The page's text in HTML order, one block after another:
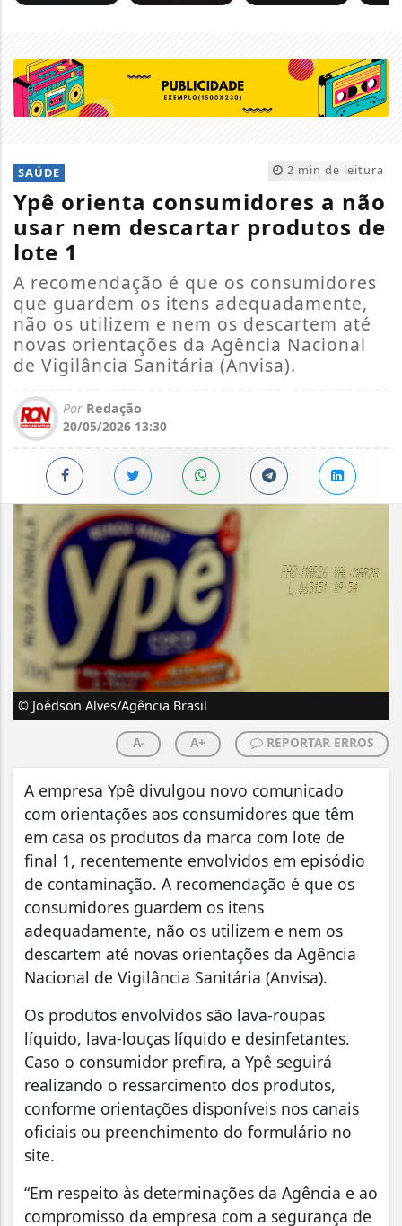
2 min de leitura
SAÚDE
Ypê orienta consumidores a não
usar nem descartar produtos de
lote 1
A recomendação é que os consumidores
que guardem os itens adequadamente,
não os utilizem e nem os descartem até
novas orientações da Agência Nacional
de Vigilância Sanitária (Anvisa).
Por Redação
20/05/2026 13:30
© Joédson Alves/Agência Brasil
A- A+ REPORTAR ERROS
A empresa Ypê divulgou novo comunicado
com orientações aos consumidores que têm
em casa os produtos da marca com lote de
final 1, recentemente envolvidos em episódio
de contaminação. A recomendação é que os
consumidores guardem os itens
adequadamente, não os utilizem e nem os
descartem até novas orientações da Agência
Nacional de Vigilância Sanitária (Anvisa).
Os produtos envolvidos são lava-roupas
líquido, lava-louças líquido e desinfetantes.
Caso o consumidor prefira, a Ypê seguirá
realizando o ressarcimento dos produtos,
conforme orientações disponíveis nos canais
oficiais ou preenchimento do formulário no
site.
“Em respeito às determinações da Agência e ao
compromisso da empresa com a segurança de